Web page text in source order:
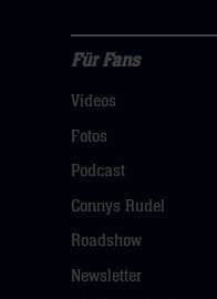
hier
Fans
Navigation
öffnen,
hier
Für Fans
Videos
Fotos
Podcast
Connys Rudel
Roadshow
Newsletter